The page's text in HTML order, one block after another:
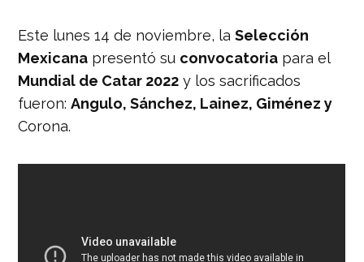
Este lunes 14 de noviembre, laSelección
Mexicana presentó su convocatoria para el
Mundial de Catar 2022 y los sacrificados
fueron:Angulo, Sánchez, Lainez, Giménez y
Corona.